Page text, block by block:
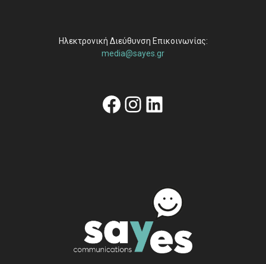
Ηλεκτρονική Διεύθυνση Επικοινωνίας:
media@sayes.gr
Facebook
Instagram
Linkedin